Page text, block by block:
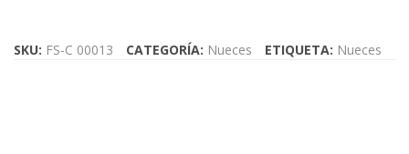
SKU: FS-C 00013 CATEGORÍA: Nueces ETIQUETA: Nueces